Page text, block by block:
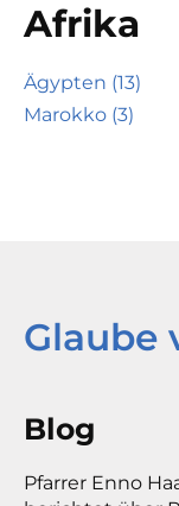
Afrika
Ägypten (13)
Marokko (3)
Glaube
Blog
Pfarrer Enno